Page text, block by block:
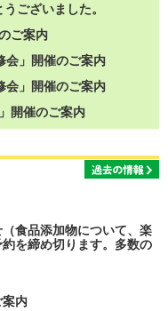
ございました。
ご案内
会」開催のご案内
会」開催のご案内
開催のご案内
食品添加物について、楽
を締め切ります。多数の
内